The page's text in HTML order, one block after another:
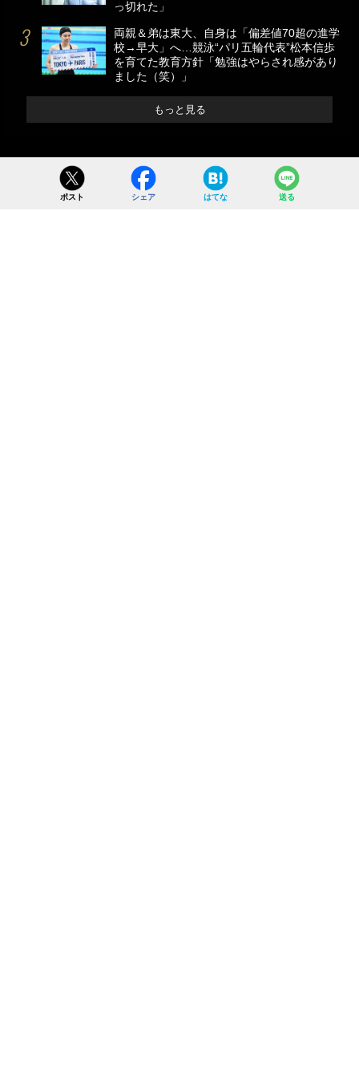
っ切れた」
両親＆弟は東大、自身は「偏差値70超の進学
校→早大」へ…競泳“パリ五輪代表”松本信歩
を育てた教育方針「勉強はやらされ感があり
ました（笑）」
もっと見る
ポスト シェア はてな 送る